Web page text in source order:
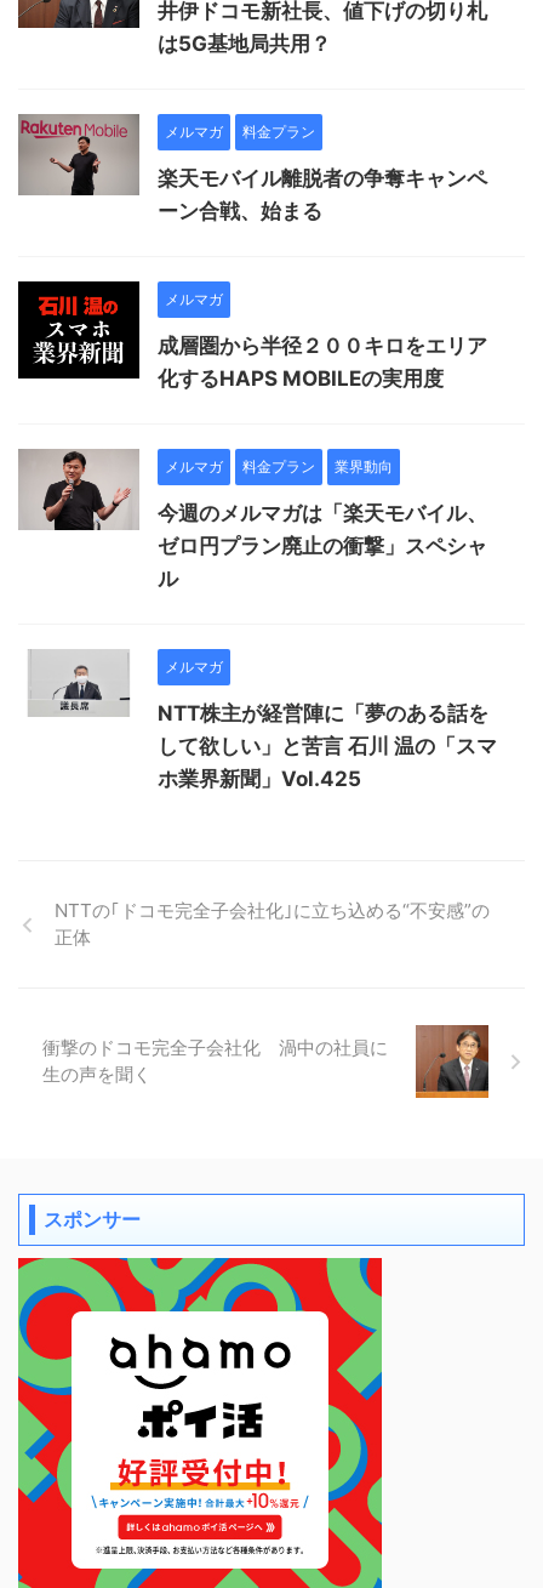
井伊ドコモ新社長、値下げの切り札
は5G基地局共用？
メルマガ 料金プラン
楽天モバイル離脱者の争奪キャンペ
ーン合戦、始まる
メルマガ
成層圏から半径２００キロをエリア
化するHAPS MOBILEの実用度
メルマガ 料金プラン 業界動向
今週のメルマガは「楽天モバイル、
ゼロ円プラン廃止の衝撃」スペシャ
ル
メルマガ
NTT株主が経営陣に「夢のある話を
して欲しい」と苦言 石川 温の「スマ
ホ業界新聞」Vol.425
NTTの｢ドコモ完全子会社化｣に立ち込める“不安感”の
正体
衝撃のドコモ完全子会社化 渦中の社員に
生の声を聞く
スポンサー